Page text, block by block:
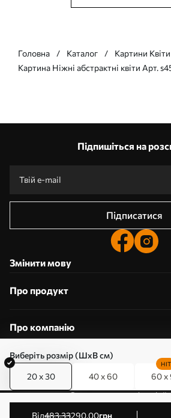
Виберіть розмір (ШхВ см)
20 x 30 40 x 60 60 x
HIT
від483.33290.00грн
Головна Каталог
Картини
Картина Ніжні абстрактні квіти Арт.
Підпишіться на
Підписатися
Змінити мову
Про продукт
Про компанію
0800357223
Редагування дозволів на
© 2011-2026 Art-holst. Усі права